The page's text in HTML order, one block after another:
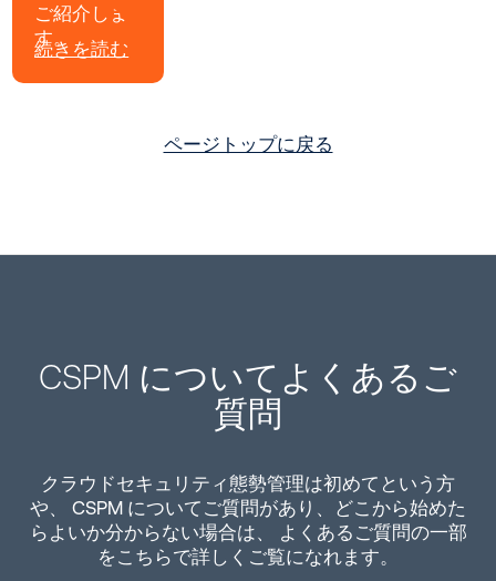
ご紹介しま
す。
続きを読む
ページトップに戻る
CSPM についてよくあるご
質問
クラウドセキュリティ態勢管理は初めてという方
や、 CSPM についてご質問があり、どこから始めた
らよいか分からない場合は、 よくあるご質問の一部
をこちらで詳しくご覧になれます。